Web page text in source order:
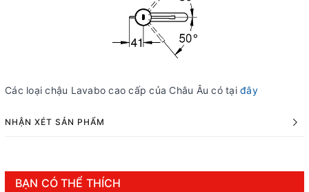
Các loại chậu Lavabo cao cấp của Châu Âu có tại đây
NHẬN XÉT SẢN PHẨM
BẠN CÓ THỂ THÍCH